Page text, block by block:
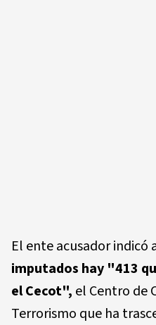
El ente acusador indicó
imputados hay "413
elCecot", el Centro de
Terrorismo que ha